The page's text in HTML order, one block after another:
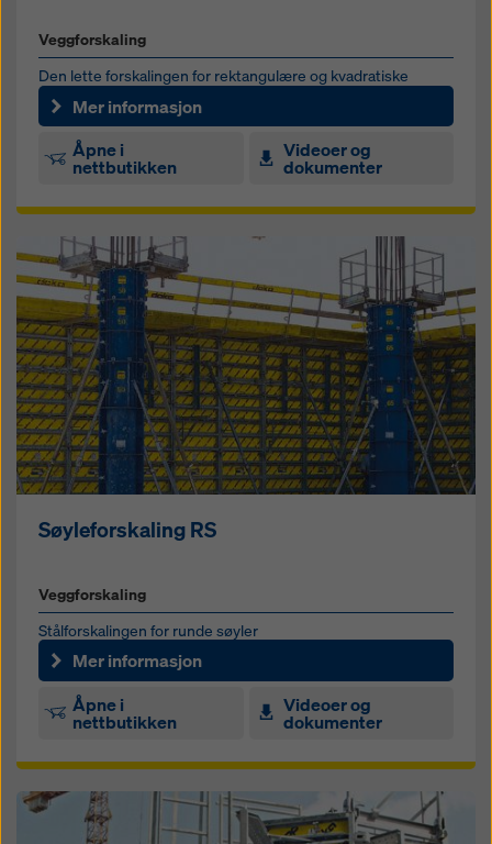
Veggforskaling
Den lette forskalingen for rektangulære og kvadratiske
plasstøpte søyler
Mer informasjon
Åpne i
nettbutikken
Videoer og
dokumenter
Søyleforskaling RS
Veggforskaling
Stålforskalingen for runde søyler
Mer informasjon
Åpne i
nettbutikken
Videoer og
dokumenter